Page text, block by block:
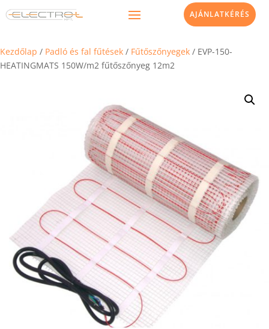
AJÁNLATKÉRÉS
Kezdőlap / Padló és fal fűtések / Fűtőszőnyegek / EVP-150-
HEATINGMATS 150W/m2 fűtőszőnyeg 12m2